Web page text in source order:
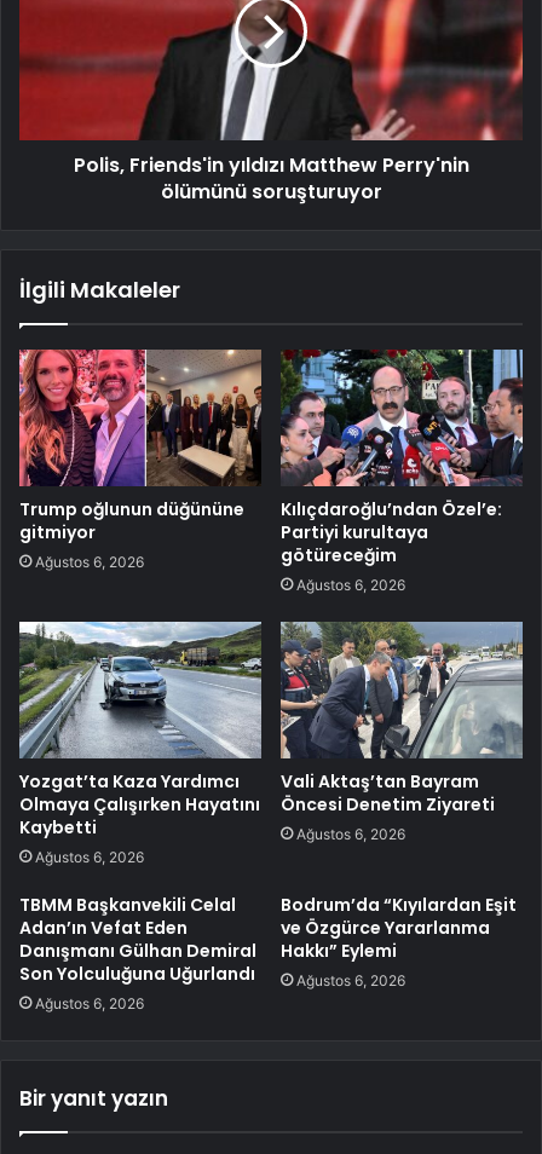
Polis, Friends'in yıldızı Matthew Perry'nin
ölümünü soruşturuyor
İlgili Makaleler
Trump oğlunun düğününe
gitmiyor
Ağustos 6, 2026
Kılıçdaroğlu’ndan Özel’e:
Partiyi kurultaya
götüreceğim
Ağustos 6, 2026
Yozgat’ta Kaza Yardımcı
Olmaya Çalışırken Hayatını
Kaybetti
Ağustos 6, 2026
Vali Aktaş’tan Bayram
Öncesi Denetim Ziyareti
Ağustos 6, 2026
TBMM Başkanvekili Celal
Adan’ın Vefat Eden
Danışmanı Gülhan Demiral
Son Yolculuğuna Uğurlandı
Ağustos 6, 2026
Bodrum’da “Kıyılardan Eşit
ve Özgürce Yararlanma
Hakkı” Eylemi
Ağustos 6, 2026
Bir yanıt yazın